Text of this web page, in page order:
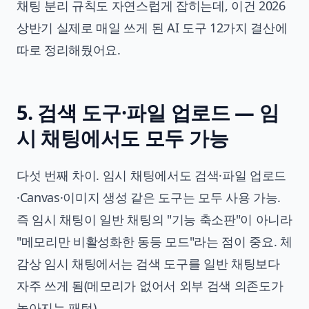
채팅 분리 규칙도 자연스럽게 잡히는데, 이건 2026
상반기 실제로 매일 쓰게 된 AI 도구 12가지 결산에
따로 정리해뒀어요.
5. 검색 도구·파일 업로드 — 임
시 채팅에서도 모두 가능
다섯 번째 차이. 임시 채팅에서도 검색·파일 업로드
·Canvas·이미지 생성 같은 도구는 모두 사용 가능.
즉 임시 채팅이 일반 채팅의 "기능 축소판"이 아니라
"메모리만 비활성화한 동등 모드"라는 점이 중요. 체
감상 임시 채팅에서는 검색 도구를 일반 채팅보다
자주 쓰게 됨(메모리가 없어서 외부 검색 의존도가